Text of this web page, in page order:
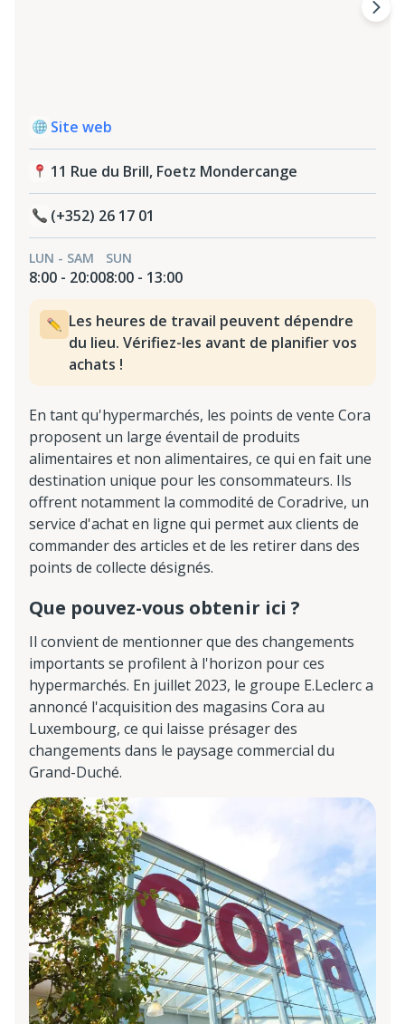
Site web
11 Rue du Brill, Foetz Mondercange
(+352) 26 17 01
LUN - SAM
8:00 - 20:00
SUN
8:00 - 13:00
Les heures de travail peuvent dépendre
du lieu. Vérifiez-les avant de planifier vos
achats !
En tant qu'hypermarchés, les points de vente Cora
proposent un large éventail de produits
alimentaires et non alimentaires, ce qui en fait une
destination unique pour les consommateurs. Ils
offrent notamment la commodité de Coradrive, un
service d'achat en ligne qui permet aux clients de
commander des articles et de les retirer dans des
points de collecte désignés.
Que pouvez-vous obtenir ici ?
Il convient de mentionner que des changements
importants se profilent à l'horizon pour ces
hypermarchés. En juillet 2023, le groupe E.Leclerc a
annoncé l'acquisition des magasins Cora au
Luxembourg, ce qui laisse présager des
changements dans le paysage commercial du
Grand-Duché.